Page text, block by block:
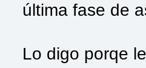
última fase de
Lo digo porqe